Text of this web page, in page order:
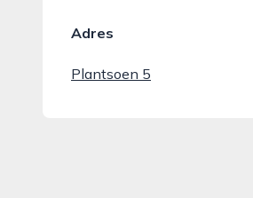
Adres
Plantsoen 5